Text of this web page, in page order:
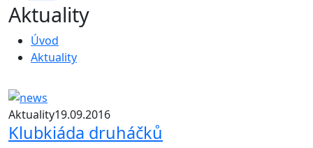
Aktuality
Úvod
Aktuality
Aktuality19.09.2016
Klubkiáda druháčků